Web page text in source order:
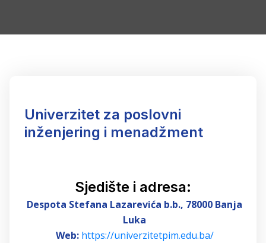
Univerzitet za poslovni
inženjering i menadžment
Sjedište i adresa:
Despota Stefana Lazarevića b.b., 78000 Banja
Luka
Web: https://univerzitetpim.edu.ba/